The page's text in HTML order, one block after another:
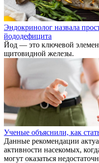
Эндокринолог назвала
йододефицита
Йод — это ключевой
щитовидной железы.
Ученые объяснили, как
Данные рекомендации
активности насекомых,
могут оказаться